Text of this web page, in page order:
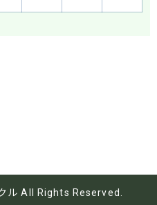
ル All Rights Reserved.